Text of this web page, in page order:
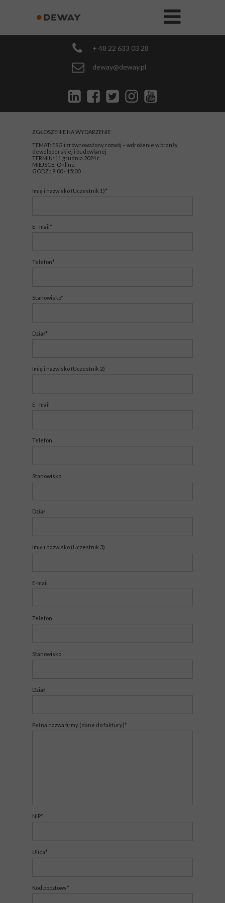
ZGŁOSZENIE NA WYDARZENIE
TEMAT: ESG i zrównoważony rozwój – wdrożenie w branży
deweloperskiej i budowlanej
TERMIN: 11 grudnia 2024 r.
MIEJSCE: Online
GODZ.: 9:00 - 15:00
Imię i nazwisko (Uczestnik 1)*
E - mail*
Telefon*
Stanowisko*
Dział*
Imię i nazwisko (Uczestnik 2)
E - mail
Telefon
Stanowisko
Dział
Imię i nazwisko (Uczestnik 3)
E-mail
Telefon
Stanowisko
Dział
Pełna nazwa firmy (dane do faktury)*
NIP*
Ulica*
Kod pocztowy*
+ 48 22 633 03 28
deway@deway.pl